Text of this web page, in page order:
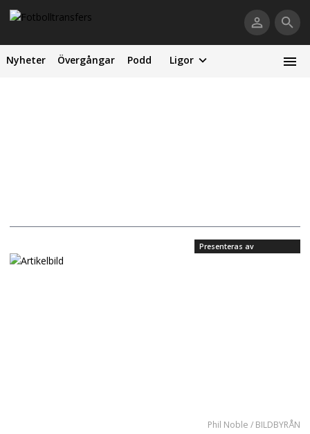
Nyheter Övergångar Podd Ligor
Presenteras av
Phil Noble / BILDBYRÅN